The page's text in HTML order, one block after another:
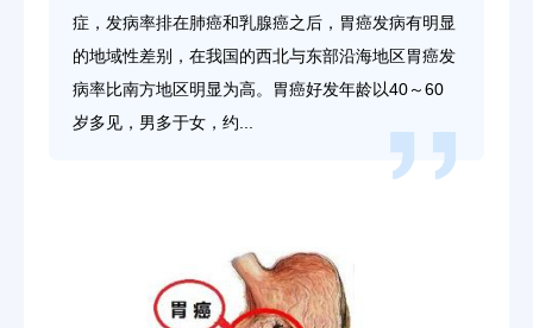
症，发病率排在肺癌和乳腺癌之后，胃癌发病有明显
的地域性差别，在我国的西北与东部沿海地区胃癌发
病率比南方地区明显为高。胃癌好发年龄以40～60
岁多见，男多于女，约...